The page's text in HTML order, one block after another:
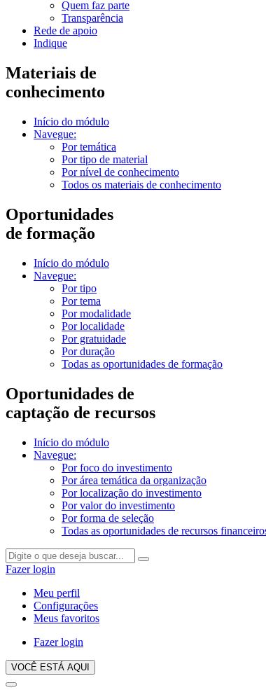
Quem faz parte
Transparência
Rede de apoio
Indique
Materiais de
conhecimento
Início do módulo
Navegue:
Por temática
Por tipo de material
Por nível de conhecimento
Todos os materiais de conhecimento
Oportunidades
de formação
Início do módulo
Navegue:
Por tipo
Por tema
Por modalidade
Por localidade
Por gratuidade
Por duração
Todas as oportunidades de formação
Oportunidades de
captação de recursos
Início do módulo
Navegue:
Por foco do investimento
Por área temática da organização
Por localização do investimento
Por valor do investimento
Por forma de seleção
Todas as oportunidades de recursos
Fazer login
Meu perfil
Configurações
Meus favoritos
Fazer login
VOCÊ ESTÁ AQUI